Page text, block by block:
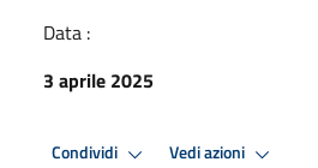
Data :
3 aprile 2025
Condividi Vedi azioni